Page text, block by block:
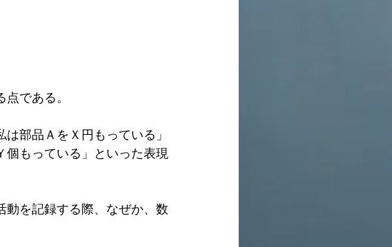
である。
部品ＡをＸ円もっている」
個もっている」といった表現
動を記録する際、なぜか、数